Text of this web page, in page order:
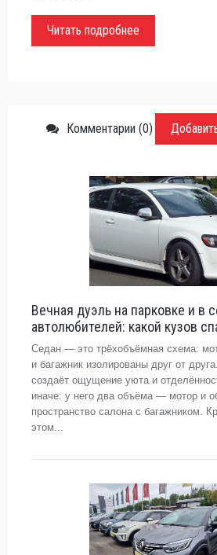
Читать подробнее
Комментарии (0)
Вечная дуэль на парковке и в
автолюбителей: какой кузов
Седан — это трёхобъёмная схема:
и багажник изолированы друг от
создаёт ощущение уюта и
иначе: у него два объёма — мотор и
пространство салона с багажником.
этом...